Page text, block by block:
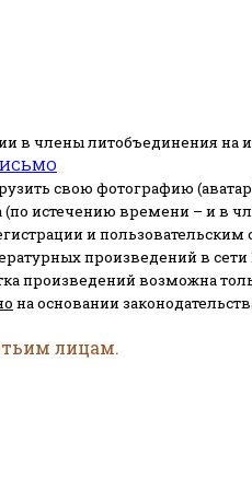
в члены литобъединения на
свою фотографию
(по истечению времени – и в
и
произведений в
произведений возможна
на основании
лицам.